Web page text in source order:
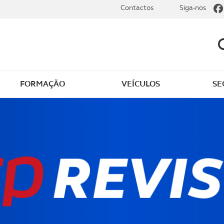
Golfe
Revista ACP Edição
impressa
FORMAÇÃO VEÍCULOS
Contactos Siga-nos